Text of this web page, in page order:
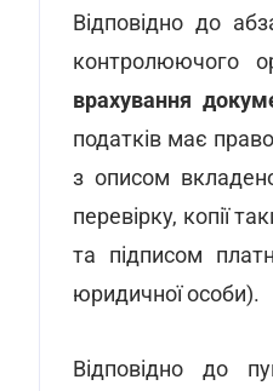
Відповідно до
контролюючого
врахування
податків має
з описом
перевірку, копії
та підписом
юридичної особи).
Відповідно до